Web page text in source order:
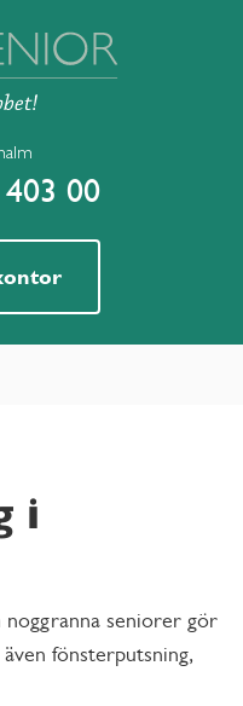
00
i
seniorer gör
fönsterputsning,